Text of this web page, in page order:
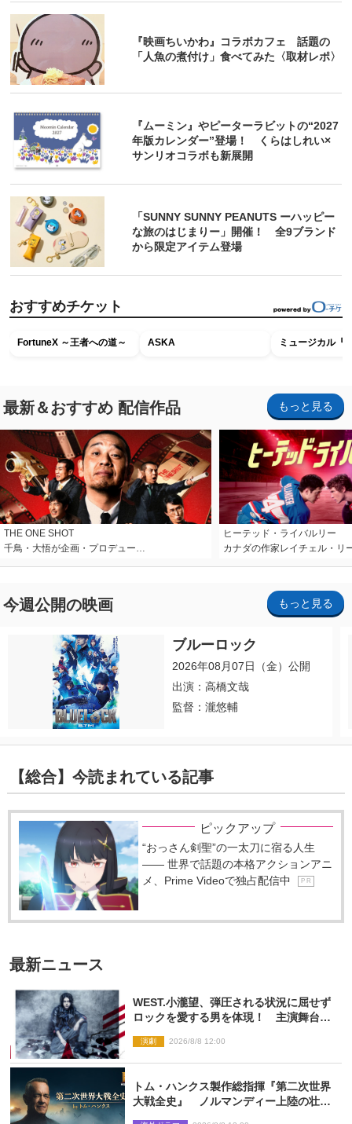
『映画ちいかわ』コラボカフェ 話題の
「人魚の煮付け」食べてみた〈取材レポ〉
『ムーミン』やピーターラビットの“2027
年版カレンダー”登場！ くらはしれい×
サンリオコラボも新展開
「SUNNY SUNNY PEANUTS ーハッピー
な旅のはじまりー」開催！ 全9ブランド
から限定アイテム登場
おすすめチケット
FortuneX ～王者への道～ ASKA ミュージカル『
最新＆おすすめ 配信作品 もっと見る
THE ONE SHOT
千鳥・大悟が企画・プロデュー…
ヒーテッド・ライバルリー
カナダの作家レイチェル・リ
今週公開の映画 もっと見る
ブルーロック
2026年08月07日（金）公開
出演：高橋文哉
監督：瀧悠輔
【総合】今読まれている記事
ピックアップ
“おっさん剣聖”の一太刀に宿る人生
―― 世界で話題の本格アクションアニ
メ、Prime Videoで独占配信中
P R
最新ニュース
WEST.小瀧望、弾圧される状況に屈せず
ロックを愛する男を体現！ 主演舞台
演劇 2026/8/8 12:00
トム・ハンクス製作総指揮『第二次世界
大戦全史』 ノルマンディー上陸の壮絶